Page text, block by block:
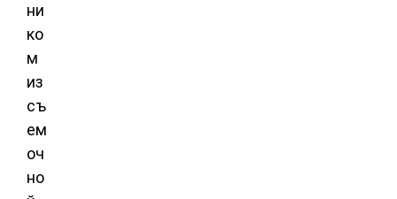
ни
ко
м
из
съ
ем
оч
но